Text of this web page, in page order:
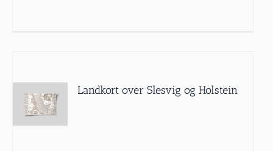
Landkort over Slesvig og Holstein